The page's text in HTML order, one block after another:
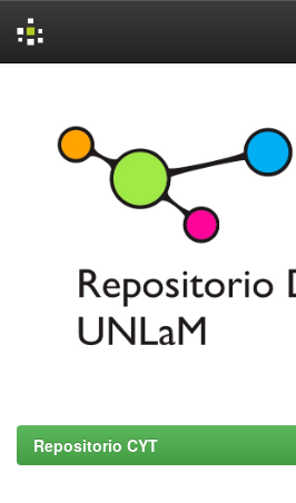
Repositorio CYT